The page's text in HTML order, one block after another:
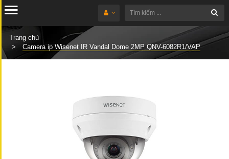
Trang chủ
Camera ip Wisenet IR Vandal Dome 2MP QNV-6082R1/VAP